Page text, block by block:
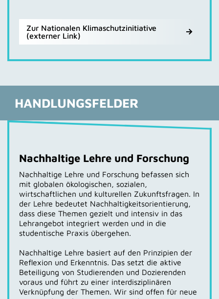
Zur Nationalen Klimaschutzinitiative
(externer Link)
HANDLUNGSFELDER
Nachhaltige Lehre und Forschung
Nachhaltige Lehre und Forschung befassen sich
mit globalen ökologischen, sozialen,
wirtschaftlichen und kulturellen Zukunftsfragen. In
der Lehre bedeutet Nachhaltigkeitsorientierung,
dass diese Themen gezielt und intensiv in das
Lehrangebot integriert werden und in die
studentische Praxis übergehen.
Nachhaltige Lehre basiert auf den Prinzipien der
Reflexion und Erkenntnis. Das setzt die aktive
Beteiligung von Studierenden und Dozierenden
voraus und führt zu einer interdisziplinären
Verknüpfung der Themen. Wir sind offen für neue